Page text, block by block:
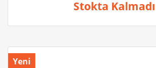
Stokta Kalmadı
Yeni